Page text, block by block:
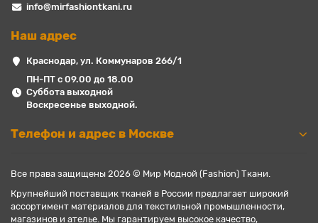
info@mirfashiontkani.ru
Наш адрес
Краснодар, ул. Коммунаров 266/1
ПН-ПТ с 09.00 до 18.00
Суббота выходной
Воскресенье выходной.
Телефон и адрес в Москве
Все права защищены 2026 © Мир Модной (Fashion) Ткани.
Крупнейший поставщик тканей в России предлагает широкий
ассортимент материалов для текстильной промышленности,
магазинов и ателье. Мы гарантируем высокое качество,